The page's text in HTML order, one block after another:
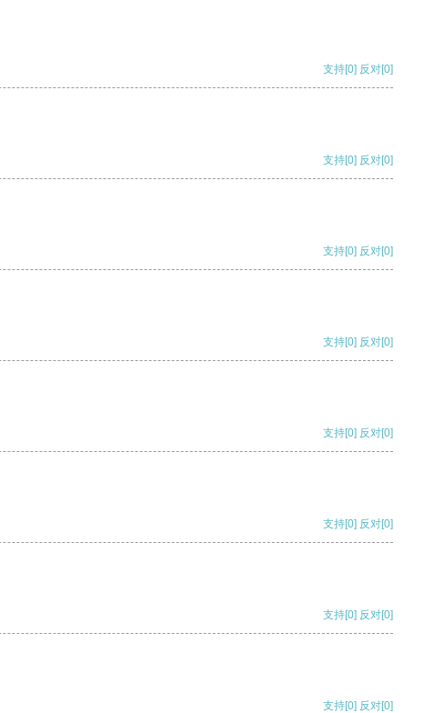
支持[0] 反对[0]
支持[0] 反对[0]
支持[0] 反对[0]
支持[0] 反对[0]
支持[0] 反对[0]
支持[0] 反对[0]
支持[0] 反对[0]
支持[0] 反对[0]